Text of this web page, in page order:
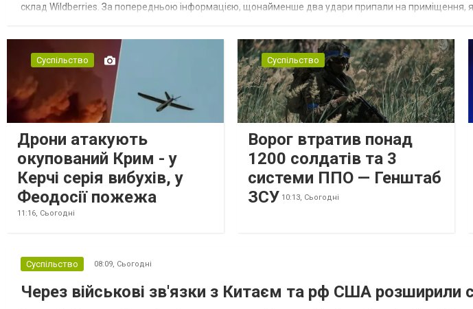
склад Wildberries. За попередньою інформацією, щонайменше два удари припали на приміщення,
Суспільство
Дрони атакують
окупований Крим - у
Керчі серія вибухів, у
Феодосії пожежа
11:16, Сьогодні
Суспільство
Ворог втратив понад
1200 солдатів та 3
системи ППО — Генштаб
ЗСУ 10:13, Сьогодні
Суспільство 08:09, Сьогодні
Через військові зв'язки з Китаєм та рф США розширили